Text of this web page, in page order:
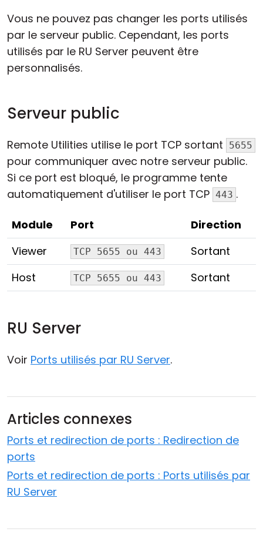
Vous ne pouvez pas changer les ports utilisés
par le serveur public. Cependant, les ports
utilisés par le RU Server peuvent être
personnalisés.
Serveur public
Remote Utilities utilise le port TCP sortant 5655
pour communiquer avec notre serveur public.
Si ce port est bloqué, le programme tente
automatiquement d'utiliser le port TCP 443 .
Module Port
Direction
Viewer
TCP 5655 ou 443
Sortant
Host
TCP 5655 ou 443 Sortant
RU Server
Voir Ports utilisés par RU Server.
Articles connexes
Ports et redirection de ports : Redirection de
ports
Ports et redirection de ports : Ports utilisés par
RU Server